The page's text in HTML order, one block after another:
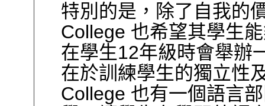
特別的是，除了自我的
College 也希望其學生
在學生12年級時會舉辦
在於訓練學生的獨立性
College 也有一個語言